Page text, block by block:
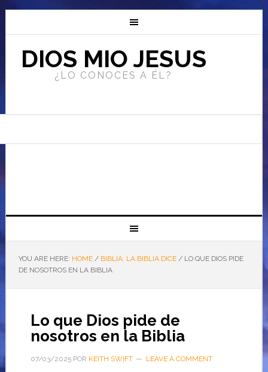
DIOS MIO JESUS
¿LO CONOCES A ÉL?
YOU ARE HERE: HOME / BIBLIA: LA BIBLIA DICE /LO QUE DIOS PIDE
DE NOSOTROS EN LA BIBLIA
Lo que Dios pide de
nosotros en la Biblia
07/03/2025POR KEITH SWIFT LEAVE A COMMENT